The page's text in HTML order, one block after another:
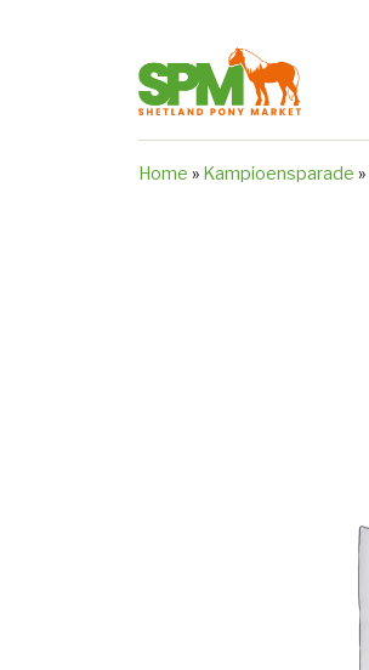
Home » Kampioensparade »